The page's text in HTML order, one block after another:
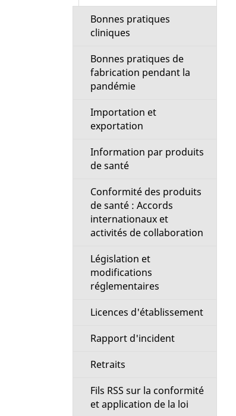
Bonnes pratiques
cliniques
Bonnes pratiques de
fabrication pendant la
pandémie
Importation et
exportation
Information par produits
de santé
Conformité des produits
de santé : Accords
internationaux et
activités de collaboration
Législation et
modifications
réglementaires
Licences d'établissement
Rapport d'incident
Retraits
Fils RSS sur la conformité
et application de la loi